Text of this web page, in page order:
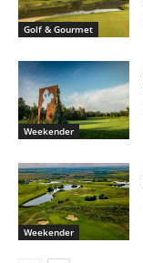
Golf & Gourmet
Weekender
Weekender